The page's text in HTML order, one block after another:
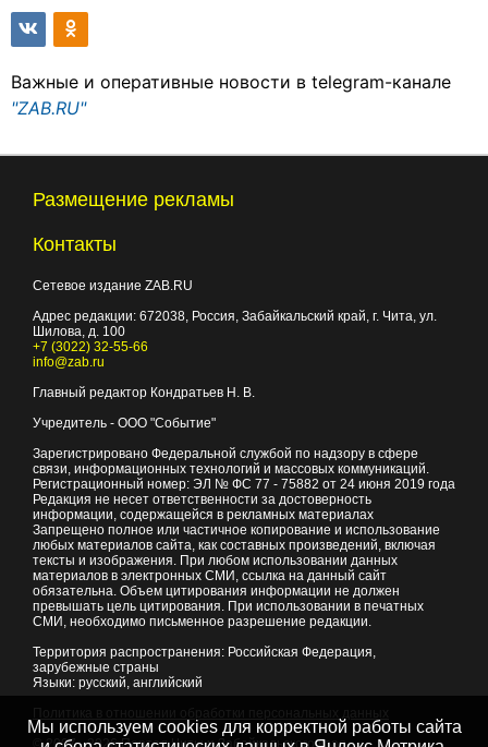
Важные и оперативные новости в telegram-канале
"ZAB.RU"
Размещение рекламы
Контакты
Сетевое издание ZAB.RU
Адрес редакции: 672038, Россия, Забайкальский край, г. Чита, ул.
Шилова, д. 100
+7 (3022) 32-55-66
info@zab.ru
Главный редактор Кондратьев Н. В.
Учредитель - ООО "Событие"
Зарегистрировано Федеральной службой по надзору в сфере
связи, информационных технологий и массовых коммуникаций.
Регистрационный номер: ЭЛ № ФС 77 - 75882 от 24 июня 2019 года
Редакция не несет ответственности за достоверность
информации, содержащейся в рекламных материалах
Запрещено полное или частичное копирование и использование
любых материалов сайта, как составных произведений, включая
тексты и изображения. При любом использовании данных
материалов в электронных СМИ, ссылка на данный сайт
обязательна. Объем цитирования информации не должен
превышать цель цитирования. При использовании в печатных
СМИ, необходимо письменное разрешение редакции.
Территория распространения: Российская Федерация,
зарубежные страны
Языки: русский, английский
© 2007 - 2026Портал Читы и Забайкальского края
Мы используем cookies для корректной работы сайта